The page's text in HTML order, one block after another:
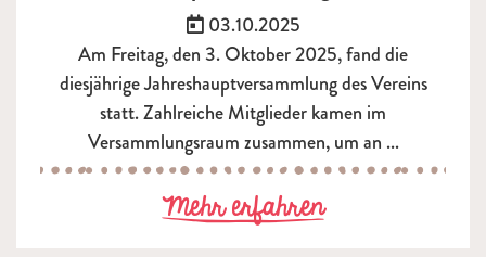
Veröffentlicht am:
03.10.2025
Am Freitag, den 3. Oktober 2025, fand die
diesjährige Jahreshauptversammlung des Vereins
statt. Zahlreiche Mitglieder kamen im
Versammlungsraum zusammen, um an ...
Mehr erfahrenzu